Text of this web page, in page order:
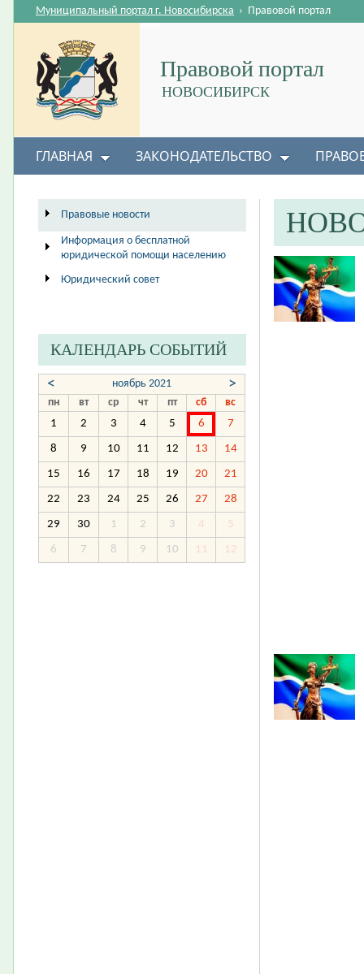
Правовой портал
НОВОСИБИРСК
Муниципальный портал г. Новосибирска › Правовой портал
ГЛАВНАЯ ЗАКОНОДАТЕЛЬСТВО
Правовые новости
Информация о бесплатной
юридической помощи населению
Юридический совет
КАЛЕНДАРЬ СОБЫТИЙ
< ноябрь 2021 >
пн вт ср чт пт сб
вс
1
2 3 4 5 6 7
8 9 10 11 12 13 14
15 16 17 18 19 20 21
22 23 24 25 26 27 28
29 30 1 2 3 4 5
6 7 8 9 10 11 12